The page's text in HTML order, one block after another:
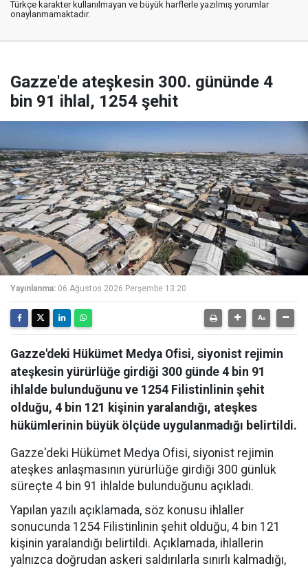
Türkçe karakter kullanılmayan ve büyük harflerle yazılmış yorumlar
onaylanmamaktadır.
Gazze'de ateşkesin 300. gününde 4
bin 91 ihlal, 1254 şehit
Yayınlanma: 06 Ağustos 2026 Perşembe 13:20
Gazze'deki Hükümet Medya Ofisi, siyonist rejimin
ateşkesin yürürlüğe girdiği 300 günde 4 bin 91
ihlalde bulunduğunu ve 1254 Filistinlinin şehit
olduğu, 4 bin 121 kişinin yaralandığı, ateşkes
hükümlerinin büyük ölçüde uygulanmadığı belirtildi.
Gazze'deki Hükümet Medya Ofisi, siyonist rejimin
ateşkes anlaşmasının yürürlüğe girdiği 300 günlük
süreçte 4 bin 91 ihlalde bulunduğunu açıkladı.
Yapılan yazılı açıklamada, söz konusu ihlaller
sonucunda 1254 Filistinlinin şehit olduğu, 4 bin 121
kişinin yaralandığı belirtildi. Açıklamada, ihlallerin
yalnızca doğrudan askeri saldırılarla sınırlı kalmadığı,